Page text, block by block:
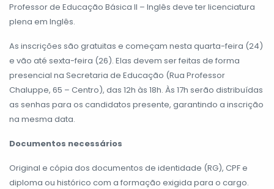
Professor de Educação Básica II – Inglês deve ter licenciatura
plena em Inglês.
As inscrições são gratuitas e começam nesta quarta-feira (24)
e vão até sexta-feira (26). Elas devem ser feitas de forma
presencial na Secretaria de Educação (Rua Professor
Chaluppe, 65 – Centro), das 12h às 18h. Às 17h serão distribuídas
as senhas para os candidatos presente, garantindo a inscrição
na mesma data.
Documentos necessários
Original e cópia dos documentos de identidade (RG), CPF e
diploma ou histórico com a formação exigida para o cargo.